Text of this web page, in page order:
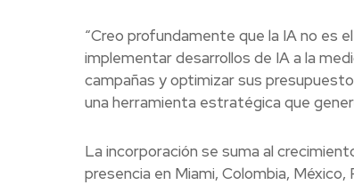
“Creo profundamente que la IA no es
implementar desarrollos de IA a la
campañas y optimizar sus
una herramienta estratégica que
La incorporación se suma al
presencia en Miami, Colombia,